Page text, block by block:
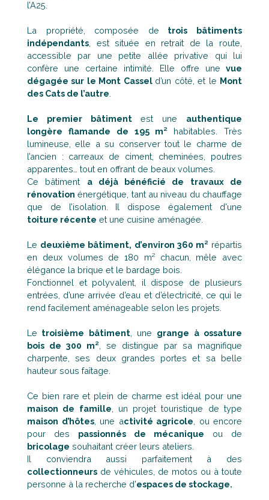
l’A25.
La propriété, composée de trois bâtiments
indépendants , est située en retrait de la route,
accessible par une petite allée privative qui lui
confère une certaine intimité. Elle offre une vue
dégagée sur le Mont Cassel d’un côté, et le Mont
des Cats de l’autre
Le premier bâtimentest une authentique
longère flamande de 195 m² habitables. Très
lumineuse, elle a su conserver tout le charme de
l’ancien : carreaux de ciment, cheminées, poutres
apparentes… tout en offrant de beaux volumes.
Ce bâtiment a déjà bénéficié de travaux de
rénovation énergétique, tant au niveau du chauffage
que de l’isolation. Il dispose également d'une
toiture récente et une cuisine aménagée.
Le deuxième bâtiment, d’environ 360 m² répartis
en deux volumes de 180 m² chacun, mêle avec
élégance la brique et le bardage bois.
Fonctionnel et polyvalent, il dispose de plusieurs
entrées, d’une arrivée d’eau et d’électricité, ce qui le
rend facilement aménageable selon les projets.
Le troisième bâtiment, une grange à ossature
bois de 300 m² , se distingue par sa magnifique
charpente, ses deux grandes portes et sa belle
hauteur sous faîtage.
Ce bien rare et plein de charme est idéal pour une
maison de famille , un projet touristique de type
maison d’hôtes, une activité agricole , ou encore
pour des passionnés de mécanique ou de
bricolage souhaitant créer leurs ateliers.
Il conviendra aussi parfaitement à des
collectionneurs de véhicules, de motos ou à toute
personne à la recherche d’espaces de stockage.